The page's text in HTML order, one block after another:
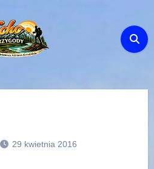
29 kwietnia 2016